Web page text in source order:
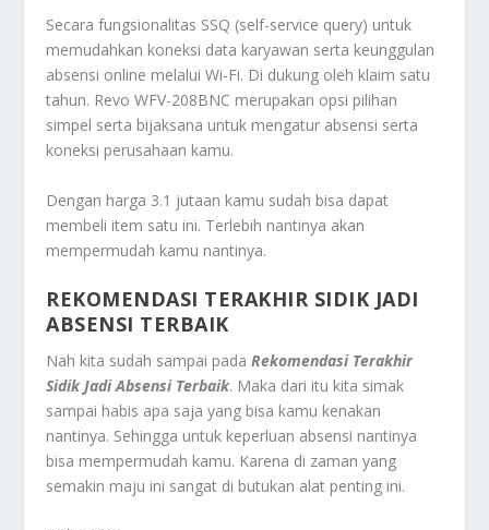
Secara fungsionalitas SSQ (self-service query) untuk
memudahkan koneksi data karyawan serta keunggulan
absensi online melalui Wi-Fi. Di dukung oleh klaim satu
tahun. Revo WFV-208BNC merupakan opsi pilihan
simpel serta bijaksana untuk mengatur absensi serta
koneksi perusahaan kamu.
Dengan harga 3.1 jutaan kamu sudah bisa dapat
membeli item satu ini. Terlebih nantinya akan
mempermudah kamu nantinya.
REKOMENDASI TERAKHIR SIDIK JADI
ABSENSI TERBAIK
Nah kita sudah sampai padaRekomendasi Terakhir
Sidik Jadi Absensi Terbaik. Maka dari itu kita simak
sampai habis apa saja yang bisa kamu kenakan
nantinya. Sehingga untuk keperluan absensi nantinya
bisa mempermudah kamu. Karena di zaman yang
semakin maju ini sangat di butukan alat penting ini.